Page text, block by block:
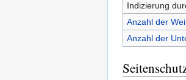
Indizierung
Anzahl der
Anzahl der